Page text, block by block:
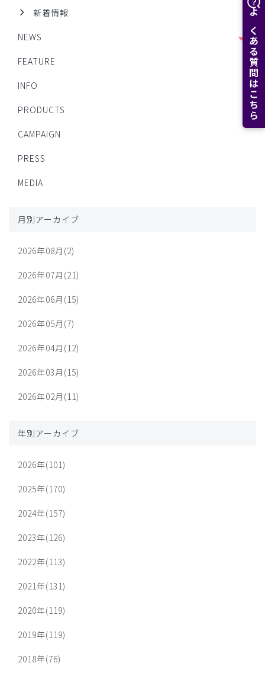
よくある質問はこちら
新着情報
NEWS
FEATURE
INFO
PRODUCTS
CAMPAIGN
PRESS
MEDIA
月別アーカイブ
2026年08月(2)
2026年07月(21)
2026年06月(15)
2026年05月(7)
2026年04月(12)
2026年03月(15)
2026年02月(11)
年別アーカイブ
2026年(101)
2025年(170)
2024年(157)
2023年(126)
2022年(113)
2021年(131)
2020年(119)
2019年(119)
2018年(76)